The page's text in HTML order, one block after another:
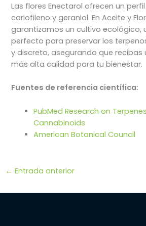
Las flores Enectarol ofrecen un
cariofileno y geraniol. En Aceite y Flor
garantizamos un cultivo ecológico,
perfecto para preservar los
y discreto, asegurando que
más alta calidad para tu bienestar.
Fuentes de referencia científica:
PubMed Research on
Cannabinoids
American Botanical Council
← Entrada anterior